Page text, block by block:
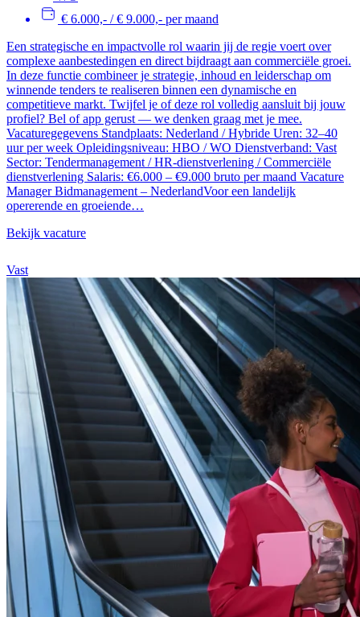
€ 6.000,- / € 9.000,- per maand
Een strategische en impactvolle rol waarin jij de regie voert over
complexe aanbestedingen en direct bijdraagt aan commerciële groei.
In deze functie combineer je strategie, inhoud en leiderschap om
winnende tenders te realiseren binnen een dynamische en
competitieve markt. Twijfel je of deze rol volledig aansluit bij jouw
profiel? Bel of app gerust — we denken graag met je mee.
Vacaturegegevens Standplaats: Nederland / Hybride Uren: 32–40
uur per week Opleidingsniveau: HBO / WO Dienstverband: Vast
Sector: Tendermanagement / HR-dienstverlening / Commerciële
dienstverlening Salaris: €6.000 – €9.000 bruto per maand Vacature
Manager Bidmanagement – NederlandVoor een landelijk
opererende en groeiende…
Bekijk vacature
Vast